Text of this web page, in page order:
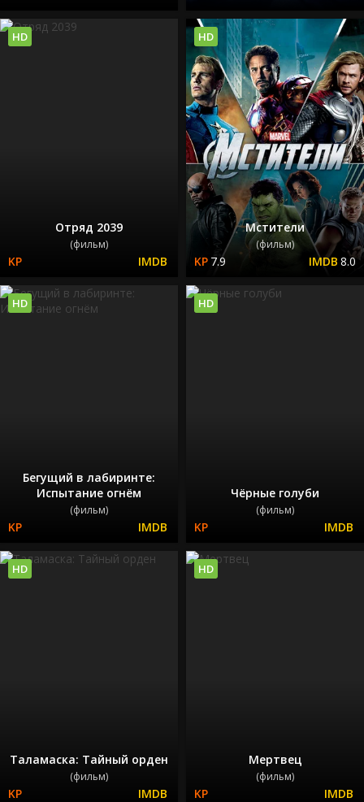
Отряд 2039
(фильм)
HD
Мстители
(фильм)
7.9 8.0
HD
Бегущий в лабиринте:
Испытание огнём
(фильм)
HD
Чёрные голуби
(фильм)
HD
Таламаска: Тайный орден
(фильм)
HD
Мертвец
(фильм)
HD